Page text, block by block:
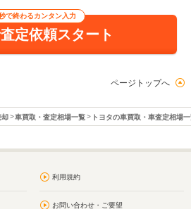
で終わるカンタン入力
定依頼スタート
ページトップへ
却 車買取・査定相場一覧 トヨタの車買取・車査定相場
利用規約
お問い合わせ・ご要望